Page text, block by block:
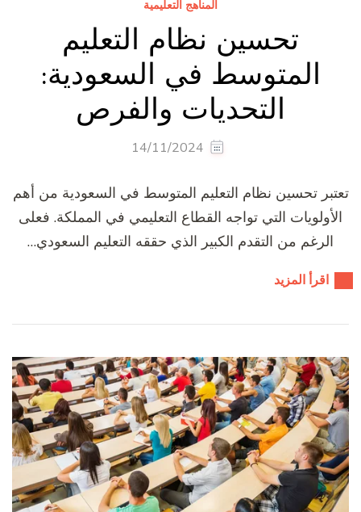
المناهج التعليمية
تحسين نظام التعليم
المتوسط في السعودية:
التحديات والفرص
14/11/2024
تعتبر تحسين نظام التعليم المتوسط في السعودية من أهم
الأولويات التي تواجه القطاع التعليمي في المملكة. فعلى
الرغم من التقدم الكبير الذي حققه التعليم السعودي…
اقرأ المزيد